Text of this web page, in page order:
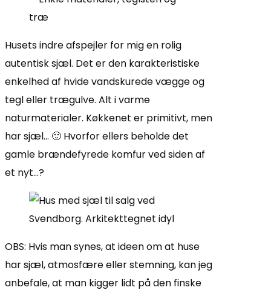
Husets indre afspejler for mig en rolig
autentisk sjæl. Det er den karakteristiske
enkelhed af hvide vandskurede vægge og
tegl eller trægulve. Alt i varme
naturmaterialer. Køkkenet er primitivt, men
har sjæl… 🙂 Hvorfor ellers beholde det
gamle brændefyrede komfur ved siden af
et nyt…?
OBS: Hvis man synes, at ideen om at huse
har sjæl, atmosfære eller stemning, kan jeg
anbefale, at man kigger lidt på den finske